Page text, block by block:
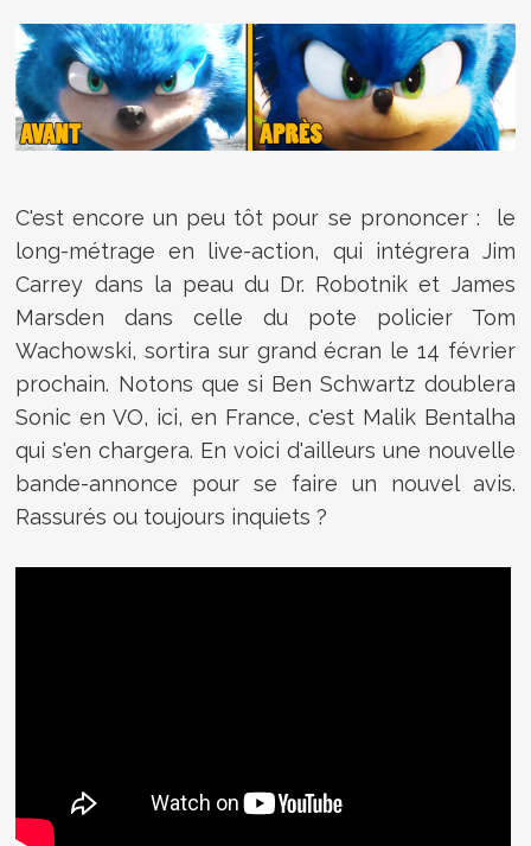
C'est encore un peu tôt pour se prononcer : le
long-métrage en live-action, qui intégrera Jim
Carrey dans la peau du Dr. Robotnik et James
Marsden dans celle du pote policier Tom
Wachowski, sortira sur grand écran le 14 février
prochain. Notons que si Ben Schwartz doublera
Sonic en VO, ici, en France, c'est Malik Bentalha
qui s'en chargera. En voici d'ailleurs une nouvelle
bande-annonce pour se faire un nouvel avis.
Rassurés ou toujours inquiets ?